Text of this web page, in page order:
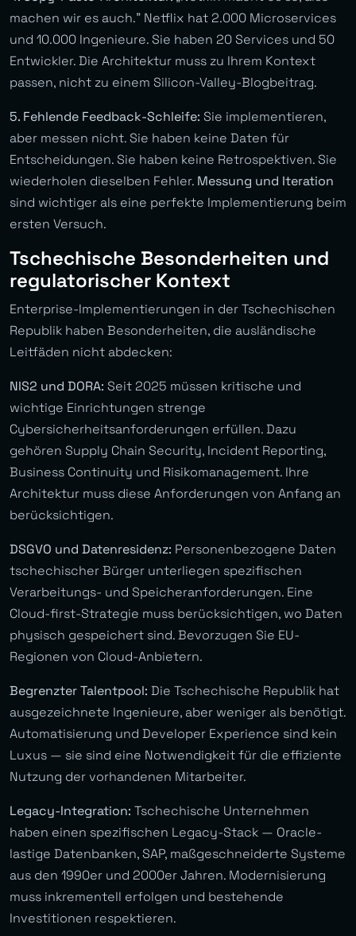
machen wir es auch.” Netflix hat 2.000 Microservices
und 10.000 Ingenieure. Sie haben 20 Services und 50
Entwickler. Die Architektur muss zu Ihrem Kontext
passen, nicht zu einem Silicon-Valley-Blogbeitrag.
5. Fehlende Feedback-Schleife: Sie implementieren,
aber messen nicht. Sie haben keine Daten für
Entscheidungen. Sie haben keine Retrospektiven. Sie
wiederholen dieselben Fehler. Messung und Iteration
sind wichtiger als eine perfekte Implementierung beim
ersten Versuch.
Tschechische Besonderheiten und
regulatorischer Kontext
Enterprise-Implementierungen in der Tschechischen
Republik haben Besonderheiten, die ausländische
Leitfäden nicht abdecken:
NIS2 und DORA: Seit 2025 müssen kritische und
wichtige Einrichtungen strenge
Cybersicherheitsanforderungen erfüllen. Dazu
gehören Supply Chain Security, Incident Reporting,
Business Continuity und Risikomanagement. Ihre
Architektur muss diese Anforderungen von Anfang an
berücksichtigen.
DSGVO und Datenresidenz: Personenbezogene Daten
tschechischer Bürger unterliegen spezifischen
Verarbeitungs- und Speicheranforderungen. Eine
Cloud-first-Strategie muss berücksichtigen, wo Daten
physisch gespeichert sind. Bevorzugen Sie EU-
Regionen von Cloud-Anbietern.
Begrenzter Talentpool: Die Tschechische Republik hat
ausgezeichnete Ingenieure, aber weniger als benötigt.
Automatisierung und Developer Experience sind kein
Luxus — sie sind eine Notwendigkeit für die effiziente
Nutzung der vorhandenen Mitarbeiter.
Legacy-Integration: Tschechische Unternehmen
haben einen spezifischen Legacy-Stack — Oracle-
lastige Datenbanken, SAP, maßgeschneiderte Systeme
aus den 1990er und 2000er Jahren. Modernisierung
muss inkrementell erfolgen und bestehende
Investitionen respektieren.